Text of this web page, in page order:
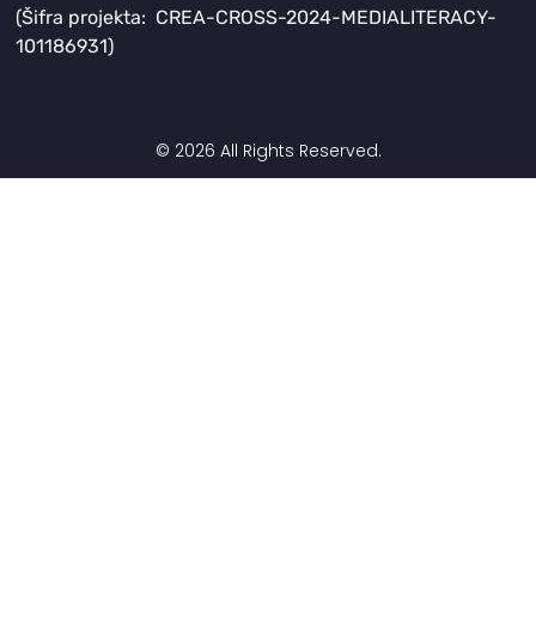
(Šifra projekta: CREA-CROSS-2024-MEDIALITERACY-
101186931)
© 2026 All Rights Reserved.